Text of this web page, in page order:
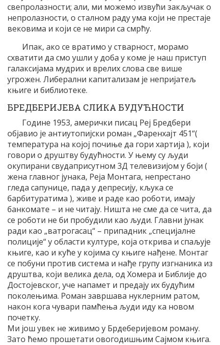
свепролазности; али, ми можемо извући закључак о
непролазности, о сталном раду ума који не престаје
вековима и који се не мири са смрћу.
Ипак, ако се вратимо у стварност, морамо
схватити да смо ушли у доба у коме је наш приступ
галаксијама мудрих и врелих слова све више
угрожен. Либерални капитализам је непријатељ
књиге и библиотеке.
БРЕДБЕРИЈЕВА СЛИКА БУДУЋНОСТИ
Године 1953, амерички писац Реј Бредбери
објавио је антиутопијски роман „Фаренхајт 451“(
температура на којој почиње да гори хартија ), који
говори о друштву будућности. У њему су људи
окупирани свудаприсутном 3Д телевизијом у боји (
жена главног јунака, Реја Монтага, непрестано
гледа сапунице, пада у депресију, кљука се
барбитуратима ), живе и раде као роботи, имају
банкомате – и не читају. Ништа не сме да се чита, да
се роботи не би пробудили као људи. Главни јунак
ради као „ватрогасац“ – припадник „специјалне
полиције“ у области културе, која открива и спаљује
књиге, као и куће у којима су књиге нађене. Монтаг
се побуни против система и нађе групу изгнаника из
друштва, који велика дела, од Хомера и Библије до
Достојевског, уче напамет и предају их будућим
поколењима. Роман завршава нуклерним ратом,
након кога чувари памћења људи иду ка новом
почетку.
Ми још увек не живимо у Брдеберијевом роману.
Зато ћемо прошетати овогодишњим Сајмом књига.